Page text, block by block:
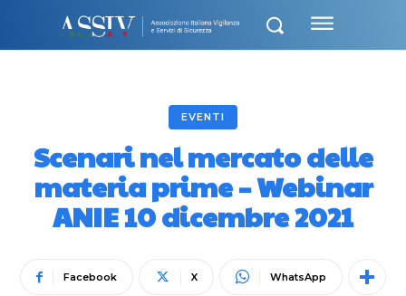
EVENTI
Scenari nel mercato delle
materia prime – Webinar
ANIE 10 dicembre 2021
Facebook X WhatsApp